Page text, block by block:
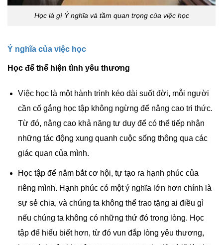
Học là gì Ý nghĩa và tầm quan trọng của việc học
Ý nghĩa của việc học
Học để thể hiện tình yêu thương
Việc học là một hành trình kéo dài suốt đời, mỗi người
cần cố gắng học tập không ngừng để nâng cao tri thức.
Từ đó, nâng cao khả năng tư duy để có thể tiếp nhận
những tác động xung quanh cuộc sống thông qua các
giác quan của mình.
Học tập để nắm bắt cơ hội, tự tạo ra hạnh phúc của
riêng mình. Hạnh phúc có một ý nghĩa lớn hơn chính là
sự sẻ chia, và chúng ta không thể trao tặng ai điều gì
nếu chúng ta không có những thứ đó trong lòng. Học
tập để hiểu biết hơn, từ đó vun đắp lòng yêu thương,